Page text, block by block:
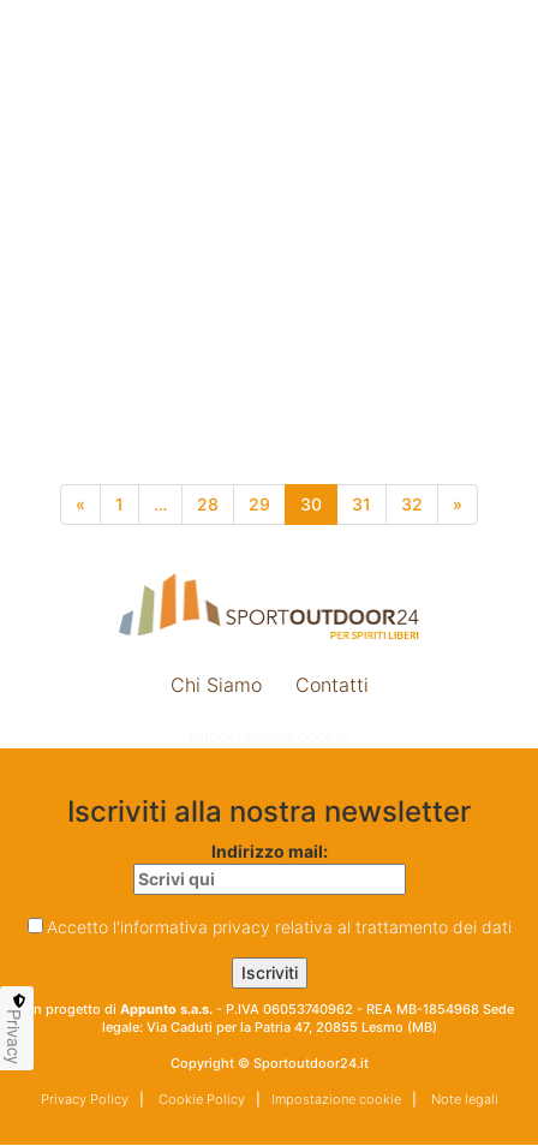
« 1 … 28 29 30 31 32 »
Chi Siamo Contatti
Iscriviti alla nostra newsletter
Indirizzo mail:
Accetto l'informativa privacy relativa al trattamento dei dati
Un progetto di Appunto s.a.s. - P.IVA 06053740962 - REA MB-1854968 Sede
legale: Via Caduti per la Patria 47, 20855 Lesmo (MB)
Copyright © Sportoutdoor24.it
Privacy Policy| Cookie Policy| Impostazione cookie| Note legali
Privacy